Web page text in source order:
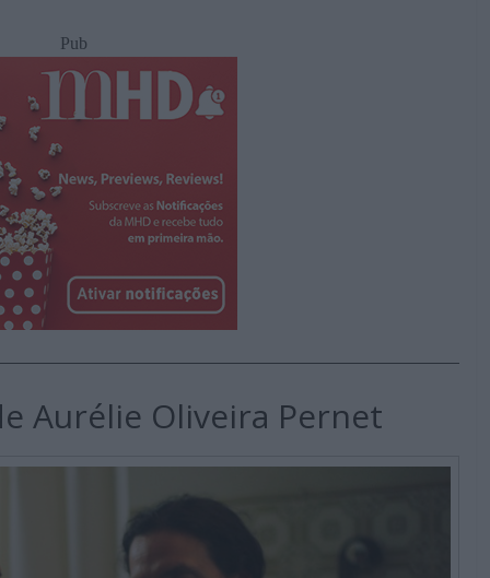
Pub
de Aurélie Oliveira Pernet